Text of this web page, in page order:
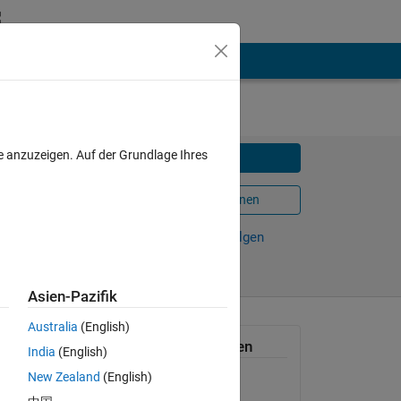
Herunterladen
In MATLAB Online öffnen
Verfolgen
Allgemeine Informationen
Version 1.5.0.0
Auf der Grundlage Ihres
Asien-Pazifik
Australia (English)
India (English)
New Zealand (English)